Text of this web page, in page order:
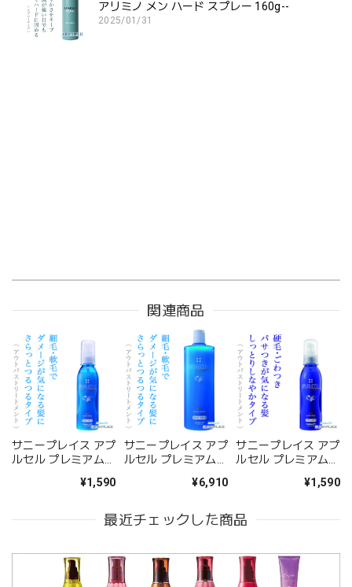
アリミノ メン ハード スプレー 160g--
2025/01/31
関連商品
サニープレイス アプ
ルセル プレミアム薬
¥1,590
サニープレイス アプ
ルセル プレミアム薬
と 1000ml(レフィ
¥6,910
サニープレイス アプ
ルセル プレミアム薬
¥1,590
最近チェックした商品